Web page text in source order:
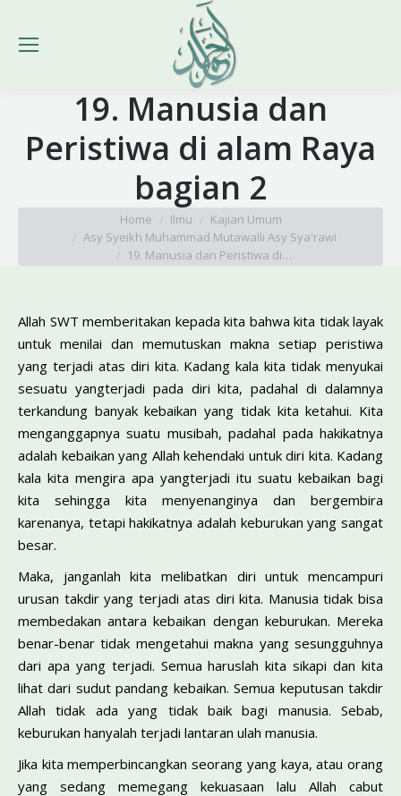
19. Manusia dan
Peristiwa di alam Raya
bagian 2
Home Ilmu
Kajian Umum
Asy Syeikh Muhammad Mutawalli Asy Sya'rawi
19. Manusia dan Peristiwa di…
Allah SWT memberitakan kepada kita bahwa kita tidak layak
untuk menilai dan memutuskan makna setiap peristiwa
yang terjadi atas diri kita. Kadang kala kita tidak menyukai
sesuatu yangterjadi pada diri kita, padahal di dalamnya
terkandung banyak kebaikan yang tidak kita ketahui. Kita
menganggapnya suatu musibah, padahal pada hakikatnya
adalah kebaikan yang Allah kehendaki untuk diri kita. Kadang
kala kita mengira apa yangterjadi itu suatu kebaikan bagi
kita sehingga kita menyenanginya dan bergembira
karenanya, tetapi hakikatnya adalah keburukan yang sangat
besar.
Maka, janganlah kita melibatkan diri untuk mencampuri
urusan takdir yang terjadi atas diri kita. Manusia tidak bisa
membedakan antara kebaikan dengan keburukan. Mereka
benar-benar tidak mengetahui makna yang sesungguhnya
dari apa yang terjadi. Semua haruslah kita sikapi dan kita
lihat dari sudut pandang kebaikan. Semua keputusan takdir
Allah tidak ada yang tidak baik bagi manusia. Sebab,
keburukan hanyalah terjadi lantaran ulah manusia.
Jika kita memperbincangkan seorang yang kaya, atau orang
yang sedang memegang kekuasaan lalu Allah cabut